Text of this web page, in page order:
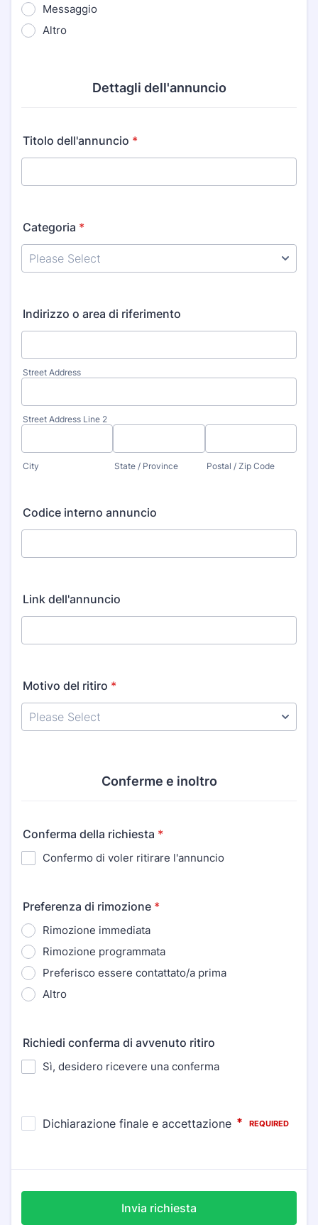
Messaggio
Altro
Dettagli dell'annuncio
Titolo dell'annuncio *
Categoria *
Indirizzo o area di riferimento
Street Address
Street Address Line 2
City State / Province Postal / Zip Code
Codice interno annuncio
Link dell'annuncio
Motivo del ritiro *
Conferme e inoltro
Conferma della richiesta *
Confermo di voler ritirare l'annuncio
Preferenza di rimozione *
Rimozione immediata
Rimozione programmata
Preferisco essere contattato/a prima
Altro
Richiedi conferma di avvenuto ritiro
Sì, desidero ricevere una conferma
Invia richiesta